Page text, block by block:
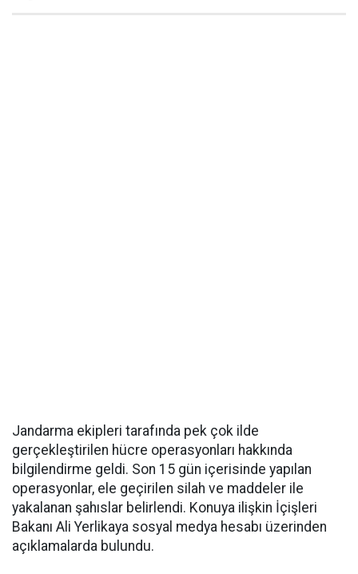
Jandarma ekipleri tarafında pek çok ilde
gerçekleştirilen hücre operasyonları hakkında
bilgilendirme geldi. Son 15 gün içerisinde yapılan
operasyonlar, ele geçirilen silah ve maddeler ile
yakalanan şahıslar belirlendi. Konuya ilişkin İçişleri
Bakanı Ali Yerlikaya sosyal medya hesabı üzerinden
açıklamalarda bulundu.